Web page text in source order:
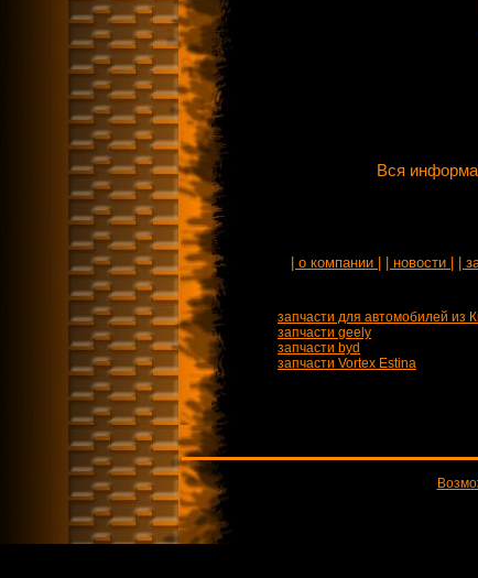
Вся
| о компании | | новости | |
запчасти для автомобилей из
запчасти geely
запчасти byd
запчасти Vortex Estina